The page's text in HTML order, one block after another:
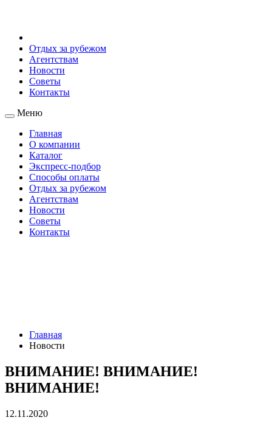
Отдых за рубежом
Агентствам
Новости
Советы
Контакты
Меню
Главная
О компании
Каталог
Экспресс-подбор
Способы оплаты
Отдых за рубежом
Агентствам
Новости
Советы
Контакты
Главная
Новости
ВНИМАНИЕ! ВНИМАНИЕ!
ВНИМАНИЕ!
12.11.2020